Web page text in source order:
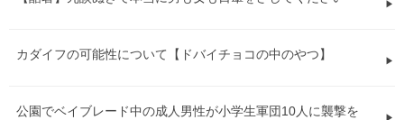
カダイフの可能性について【ドバイチョコの中のやつ】
公園でベイブレード中の成人男性が小学生軍団10人に襲撃を